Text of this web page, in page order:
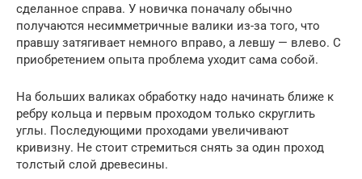
сделанное справа. У новичка поначалу обычно
получаются несимметричные валики из-за того, что
правшу затягивает немного вправо, а левшу — влево. С
приобретением опыта проблема уходит сама собой.
На больших валиках обработку надо начинать ближе к
ребру кольца и первым проходом только скруглить
углы. Последующими проходами увеличивают
кривизну. Не стоит стремиться снять за один проход
толстый слой древесины.